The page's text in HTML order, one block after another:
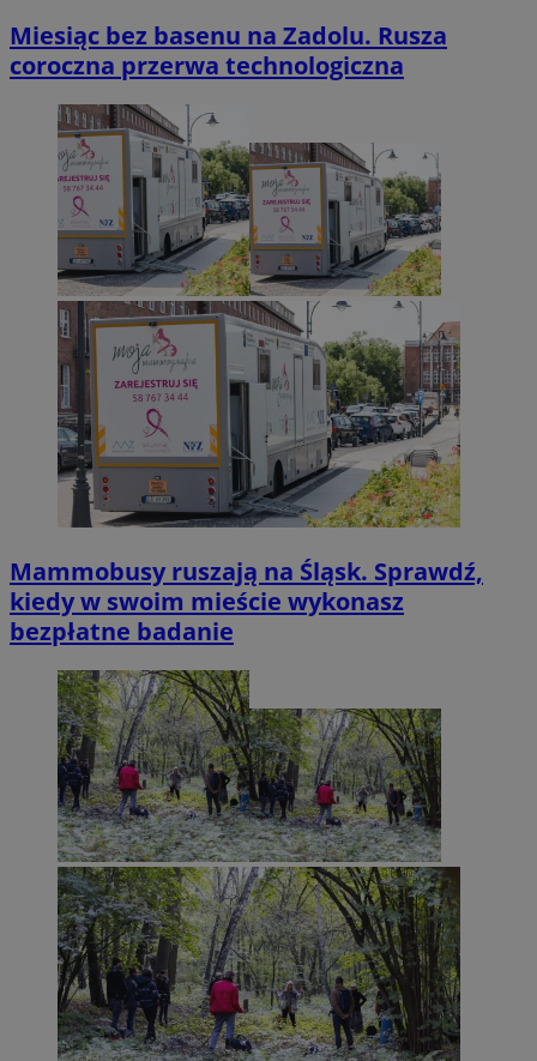
Miesiąc bez basenu na Zadolu. Rusza
coroczna przerwa technologiczna
Mammobusy ruszają na Śląsk. Sprawdź,
kiedy w swoim mieście wykonasz
bezpłatne badanie